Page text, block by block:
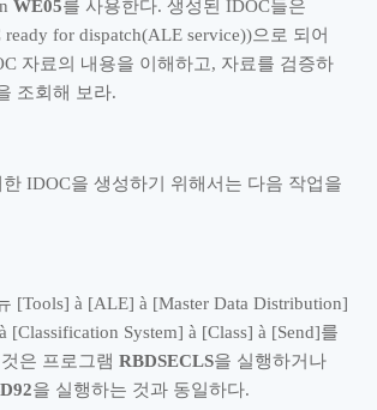
WE05를 사용한다. 생성된 IDOC들은
ready for dispatch(ALE service))으로 되어
자료의 내용을 이해하고, 자료를 검증하
조회해 보라.
한 IDOC을 생성하기 위해서는 다음 작업을
[Tools] à [ALE] à [Master Data Distribution]
à [Classification System]à [Class]à [Send]를
은 프로그램RBDSECLS을 실행하거나
을 실행하는 것과 동일하다.